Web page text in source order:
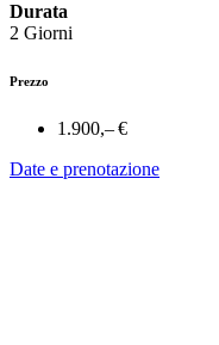
Durata
2 Giorni
Prezzo
1.900,– €
Date e prenotazione